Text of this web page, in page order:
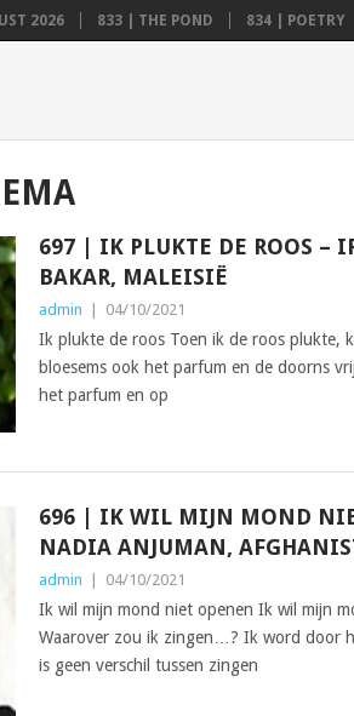
2026 833 | THE POND 834 | POETRY
697 | IK PLUKTE DE ROOS –
BAKAR, MALEISIË
admin 04/10/2021
Ik plukte de roos Toen ik de roos plukte,
bloesems ook het parfum en de doorns
het parfum en op
696 | IK WIL MIJN MOND
NADIA ANJUMAN,
admin 04/10/2021
Ik wil mijn mond niet openen Ik wil mijn
Waarover zou ik zingen…? Ik word door
is geen verschil tussen zingen